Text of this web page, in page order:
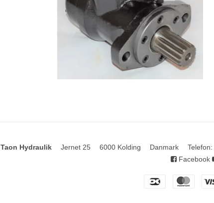
Taon Hydraulik Jernet 25 6000 Kolding Danmark Telefon:
Facebook